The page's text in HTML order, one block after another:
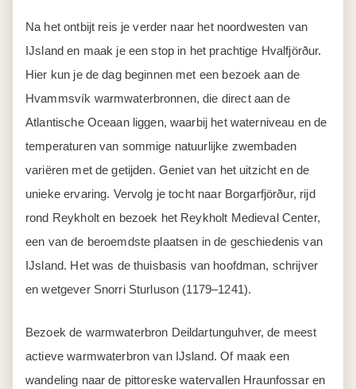
Na het ontbijt reis je verder naar het noordwesten van
IJsland en maak je een stop in het prachtige Hvalfjörður.
Hier kun je de dag beginnen met een bezoek aan de
Hvammsvík warmwaterbronnen, die direct aan de
Atlantische Oceaan liggen, waarbij het waterniveau en de
temperaturen van sommige natuurlijke zwembaden
variëren met de getijden. Geniet van het uitzicht en de
unieke ervaring. Vervolg je tocht naar Borgarfjörður, rijd
rond Reykholt en bezoek het Reykholt Medieval Center,
een van de beroemdste plaatsen in de geschiedenis van
IJsland. Het was de thuisbasis van hoofdman, schrijver
en wetgever Snorri Sturluson (1179–1241).
Bezoek de warmwaterbron Deildartunguhver, de meest
actieve warmwaterbron van IJsland. Of maak een
wandeling naar de pittoreske watervallen Hraunfossar en